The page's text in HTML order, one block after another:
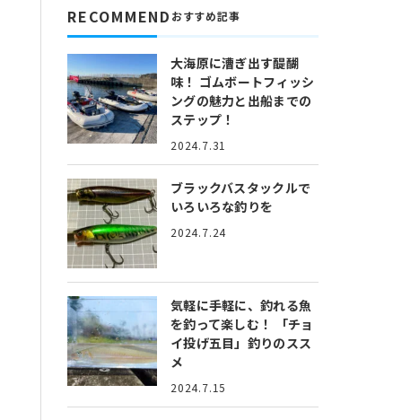
RECOMMEND おすすめ記事
大海原に漕ぎ出す醍醐
味！ ゴムボートフィッシ
ングの魅力と出船までの
ステップ！
2024.7.31
ブラックバスタックルで
いろいろな釣りを
2024.7.24
気軽に手軽に、釣れる魚
を釣って楽しむ！
「チョ
イ投げ五目」釣りのスス
メ
2024.7.15